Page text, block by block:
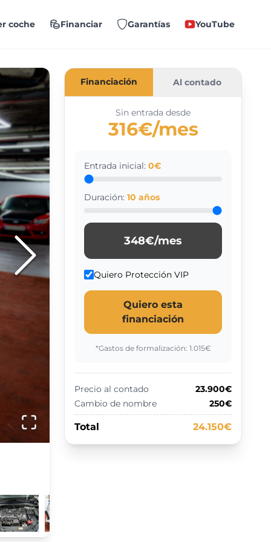
coche Financiar Garantías YouTube
Financiación Al contado
Sin entrada desde
316€/mes
Entrada inicial: 0€
Duración: 10 años
348€/mes
Quiero Protección VIP
Quiero esta
financiación
*Gastos de formalización: 1.015€
Precio al contado
23.900€
Cambio de nombre
250€
Total 24.150€